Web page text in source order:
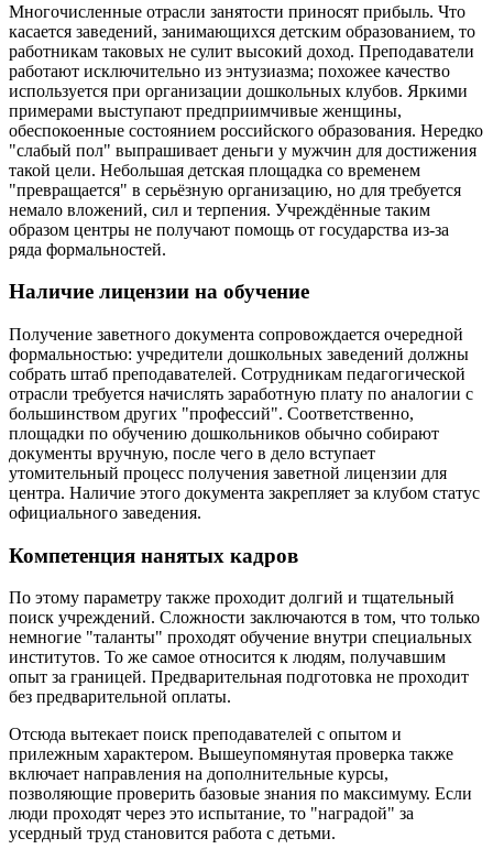
Многочисленные отрасли занятости приносят прибыль. Что
касается заведений, занимающихся детским образованием, то
работникам таковых не сулит высокий доход. Преподаватели
работают исключительно из энтузиазма; похожее качество
используется при организации дошкольных клубов. Яркими
примерами выступают предприимчивые женщины,
обеспокоенные состоянием российского образования. Нередко
"слабый пол" выпрашивает деньги у мужчин для достижения
такой цели. Небольшая детская площадка со временем
"превращается" в серьёзную организацию, но для требуется
немало вложений, сил и терпения. Учреждённые таким
образом центры не получают помощь от государства из-за
ряда формальностей.
Наличие лицензии на обучение
Получение заветного документа сопровождается очередной
формальностью: учредители дошкольных заведений должны
собрать штаб преподавателей. Сотрудникам педагогической
отрасли требуется начислять заработную плату по аналогии с
большинством других "профессий". Соответственно,
площадки по обучению дошкольников обычно собирают
документы вручную, после чего в дело вступает
утомительный процесс получения заветной лицензии для
центра. Наличие этого документа закрепляет за клубом статус
официального заведения.
Компетенция нанятых кадров
По этому параметру также проходит долгий и тщательный
поиск учреждений. Сложности заключаются в том, что только
немногие "таланты" проходят обучение внутри специальных
институтов. То же самое относится к людям, получавшим
опыт за границей. Предварительная подготовка не проходит
без предварительной оплаты.
Отсюда вытекает поиск преподавателей с опытом и
прилежным характером. Вышеупомянутая проверка также
включает направления на дополнительные курсы,
позволяющие проверить базовые знания по максимуму. Если
люди проходят через это испытание, то "наградой" за
усердный труд становится работа с детьми.